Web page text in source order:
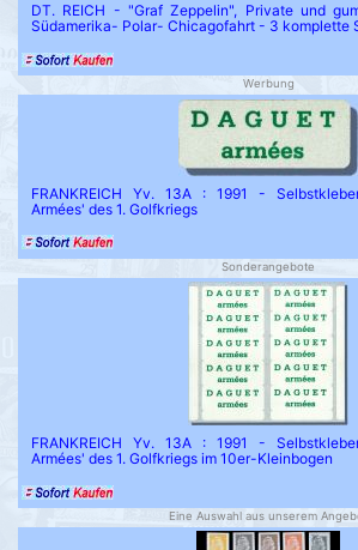
DT. REICH - "Graf Zeppelin", Private und
Südamerika- Polar- Chicagofahrt - 3 komplette
Werbung
FRANKREICH Yv. 13A : 1991 -
Armées' des 1. Golfkriegs
Sonderangebote
FRANKREICH Yv. 13A : 1991 -
Armées' des 1. Golfkriegs im 10er-Kleinbogen
Eine Auswahl aus unserem